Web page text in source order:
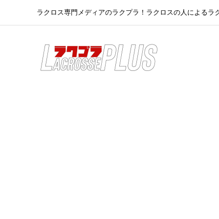
ラクロス専門メディアのラクプラ！ラクロスの人によるラ